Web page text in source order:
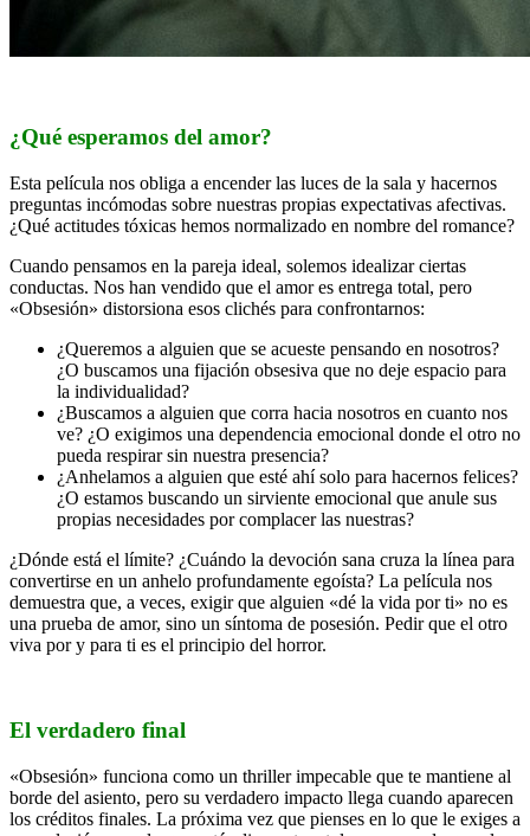
¿Qué esperamos del amor?
Esta película nos obliga a encender las luces de la sala y hacernos
preguntas incómodas sobre nuestras propias expectativas afectivas.
¿Qué actitudes tóxicas hemos normalizado en nombre del romance?
Cuando pensamos en la pareja ideal, solemos idealizar ciertas
conductas. Nos han vendido que el amor es entrega total, pero
«Obsesión» distorsiona esos clichés para confrontarnos:
¿Queremos a alguien que se acueste pensando en nosotros?
¿O buscamos una fijación obsesiva que no deje espacio para
la individualidad?
¿Buscamos a alguien que corra hacia nosotros en cuanto nos
ve? ¿O exigimos una dependencia emocional donde el otro no
pueda respirar sin nuestra presencia?
¿Anhelamos a alguien que esté ahí solo para hacernos felices?
¿O estamos buscando un sirviente emocional que anule sus
propias necesidades por complacer las nuestras?
¿Dónde está el límite? ¿Cuándo la devoción sana cruza la línea para
convertirse en un anhelo profundamente egoísta? La película nos
demuestra que, a veces, exigir que alguien «dé la vida por ti» no es
una prueba de amor, sino un síntoma de posesión. Pedir que el otro
viva por y para ti es el principio del horror.
El verdadero final
«Obsesión» funciona como un thriller impecable que te mantiene al
borde del asiento, pero su verdadero impacto llega cuando aparecen
los créditos finales. La próxima vez que pienses en lo que le exiges a